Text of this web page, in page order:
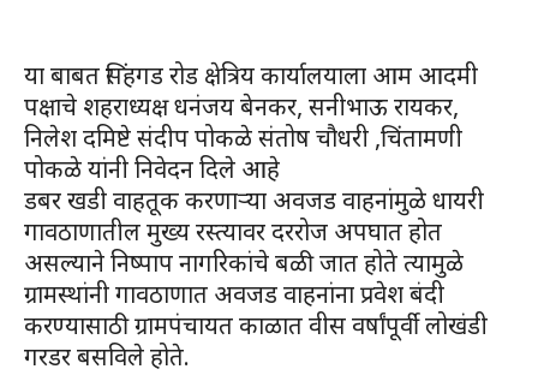
या बाबत सिंहगड रोड क्षेत्रिय कार्यालयाला आम आदमी
पक्षाचे शहराध्यक्ष धनंजय बेनकर, सनीभाऊ रायकर,
निलेश दमिष्टे संदीप पोकळे संतोष चौधरी ,चिंतामणी
पोकळे यांनी निवेदन दिले आहे ‌
डबर खडी वाहतूक करणाऱ्या अवजड वाहनांमुळे धायरी
गावठाणातील मुख्य रस्त्यावर दररोज अपघात होत
असल्याने निष्पाप नागरिकांचे बळी जात होते त्यामुळे
ग्रामस्थांनी गावठाणात अवजड वाहनांना प्रवेश बंदी
करण्यासाठी ग्रामपंचायत काळात वीस वर्षांपूर्वी लोखंडी
गरडर बसविले होते.